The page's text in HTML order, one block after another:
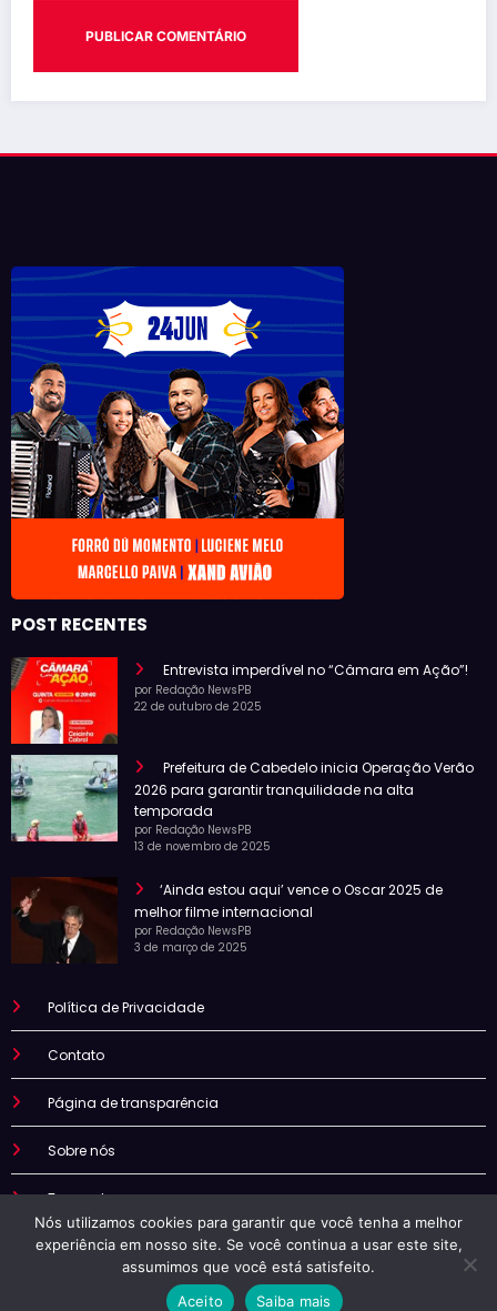
POST RECENTES
Entrevista imperdível no “Câmara em Ação”!
por Redação NewsPB
22 de outubro de 2025
Prefeitura de Cabedelo inicia Operação Verão
2026 para garantir tranquilidade na alta
temporada
por Redação NewsPB
13 de novembro de 2025
‘Ainda estou aqui’ vence o Oscar 2025 de
melhor filme internacional
por Redação NewsPB
3 de março de 2025
Política de Privacidade
Contato
Página de transparência
Sobre nós
Termo de uso
Newspb | Powered BySpiceThemes
Nós utilizamos cookies para garantir que você tenha a melhor
experiência em nosso site. Se você continua a usar este site,
assumimos que você está satisfeito.
Aceito
Saiba mais